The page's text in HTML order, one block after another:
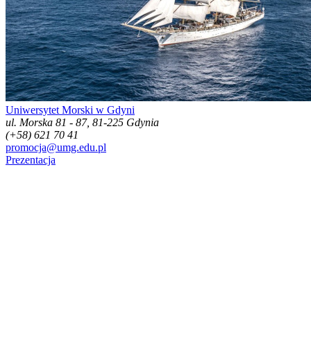
Uniwersytet Morski w Gdyni
ul. Morska 81 - 87, 81-225 Gdynia
(+58) 621 70 41
promocja@umg.edu.pl
Prezentacja